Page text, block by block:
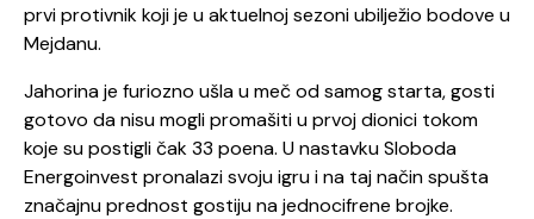
prvi protivnik koji je u aktuelnoj sezoni ubilježio bodove u
Mejdanu.
Jahorina je furiozno ušla u meč od samog starta, gosti
gotovo da nisu mogli promašiti u prvoj dionici tokom
koje su postigli čak 33 poena. U nastavku Sloboda
Energoinvest pronalazi svoju igru i na taj način spušta
značajnu prednost gostiju na jednocifrene brojke.